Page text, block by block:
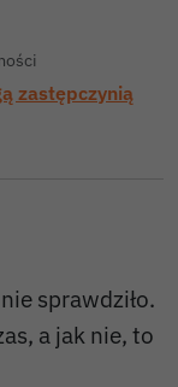
zastępczynią
sprawdziło.
a jak nie, to